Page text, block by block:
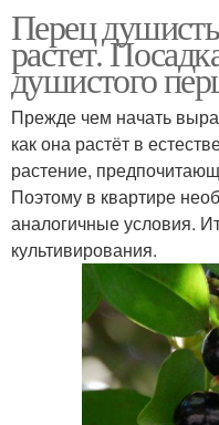
Перец
растет.
душистого
Прежде чем начать
как она растёт в
растение,
Поэтому в квартире
аналогичные условия.
культивирования.